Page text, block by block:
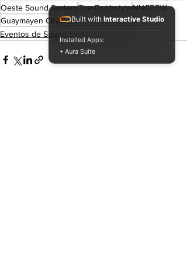
Oeste Sound SystemThe DubbstyleNNCREW
Guaymayen City
Dub in the control Radio
Eventos de Sound System. Argentina
Built with Interactive Studio
Installed Apps:
• Aura Suite